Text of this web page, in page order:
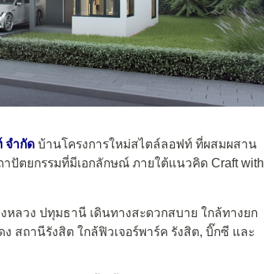
จำกัด บ้านโครงการใหม่สไตล์ลอฟท์ ที่ผสมผสาน
ตยกรรมที่มีเอกลักษณ์ ภายใต้แนวคิด Craft with
หลวง ปทุมธานี เดินทางสะดวกสบาย ใกล้ทางยก
สถานีรังสิต ใกล้ฟิวเจอร์พาร์ค รังสิต, บิ๊กซี และ